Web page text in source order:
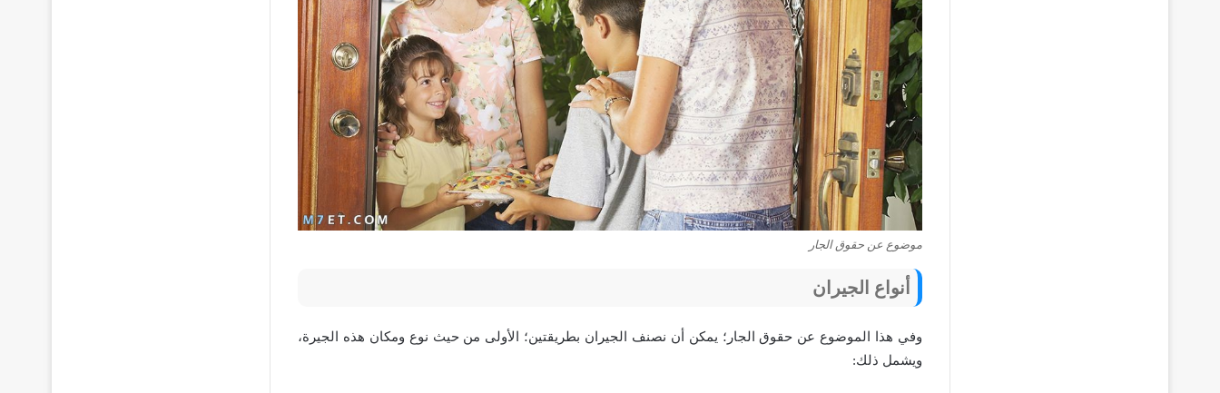
موضوع عن حقوق الجار
أنواع الجيران
وفي هذا الموضوع عن حقوق الجار؛ يمكن أن نصنف الجيران بطريقتين؛ الأولى من حيث نوع ومكان هذه الجيرة،
ويشمل ذلك: